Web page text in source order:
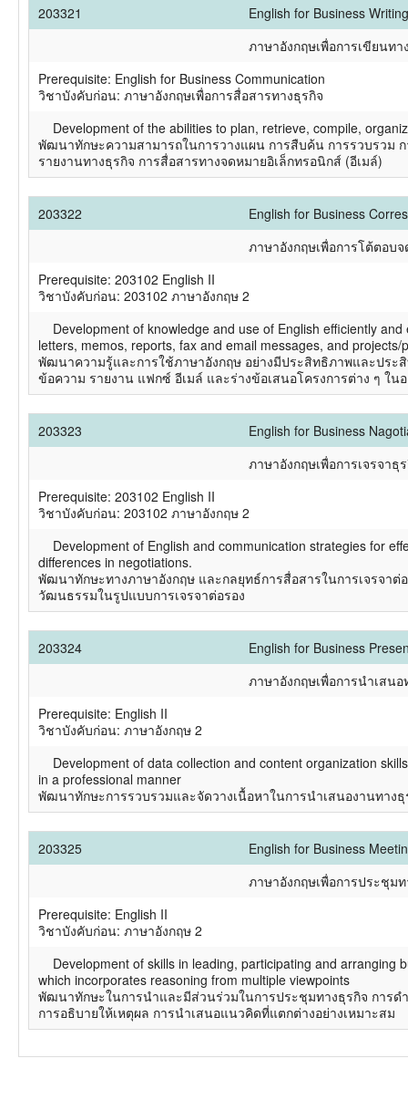
203321
English for Business Writing
ภาษาอังกฤษเพื่อการเขียนทา
Prerequisite: English for Business Communication
วิชาบังคับก่อน: ภาษาอังกฤษเพื่อการสื่อสารทางธุรกิจ
Development of the abilities to plan, retrieve, compile,
พัฒนาทักษะความสามารถในการวางแผน การสืบค้น การรวบรวม
รายงานทางธุรกิจ การสื่อสารทางจดหมายอิเล็กทรอนิกส์ (อีเมล์)
203322
English for Business
ภาษาอังกฤษเพื่อการโต้ตอบ
Prerequisite: 203102 English II
วิชาบังคับก่อน: 203102 ภาษาอังกฤษ 2
Development of knowledge and use of English efficiently
letters, memos, reports, fax and email messages, and
พัฒนาความรู้และการใช้ภาษาอังกฤษ อย่างมีประสิทธิภาพและปร
ข้อความ รายงาน แฟกซ์ อีเมล์ และร่างข้อเสนอโครงการต่าง ๆ ใน
203323
English for Business
ภาษาอังกฤษเพื่อการเจรจาธุ
Prerequisite: 203102 English II
วิชาบังคับก่อน: 203102 ภาษาอังกฤษ 2
Development of English and communication strategies for
differences in negotiations.
พัฒนาทักษะทางภาษาอังกฤษ และกลยุทธ์การสื่อสารในการเจรจา
วัฒนธรรมในรูปแบบการเจรจาต่อรอง
203324
English for Business
ภาษาอังกฤษเพื่อการนำเสนอ
Prerequisite: English II
วิชาบังคับก่อน: ภาษาอังกฤษ 2
Development of data collection and content organization
in a professional manner
พัฒนาทักษะการรวบรวมและจัดวางเนื้อหาในการนำเสนองานทาง
203325
English for Business
ภาษาอังกฤษเพื่อการประชุม
Prerequisite: English II
วิชาบังคับก่อน: ภาษาอังกฤษ 2
Development of skills in leading, participating and arranging
which incorporates reasoning from multiple viewpoints
พัฒนาทักษะในการนำและมีส่วนร่วมในการประชุมทางธุรกิจ การ
การอธิบายให้เหตุผล การนำเสนอแนวคิดที่แตกต่างอย่างเหมาะสม